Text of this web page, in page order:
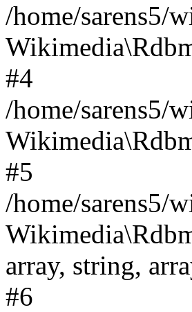
/home/sarens5/
#4
/home/sarens5/
#5
/home/sarens5/
array, string,
#6